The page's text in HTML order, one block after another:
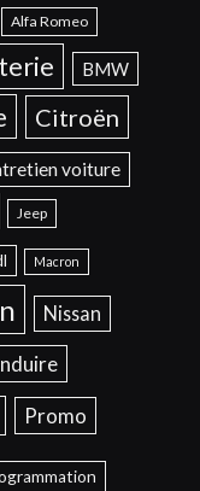
Alfa Romeo
BMW
Citroën
voiture
Jeep
Macron
Nissan
Promo